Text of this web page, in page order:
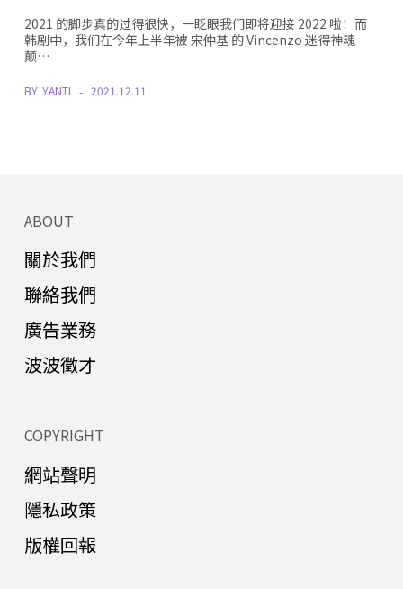
2021 的脚步真的过得很快，一眨眼我们即将迎接 2022 啦！而
韩剧中，我们在今年上半年被 宋仲基 的 Vincenzo 迷得神魂
颠…
BY YANTI 2021.12.11
ABOUT
關於我們
聯絡我們
廣告業務
波波徵才
COPYRIGHT
網站聲明
隱私政策
版權回報